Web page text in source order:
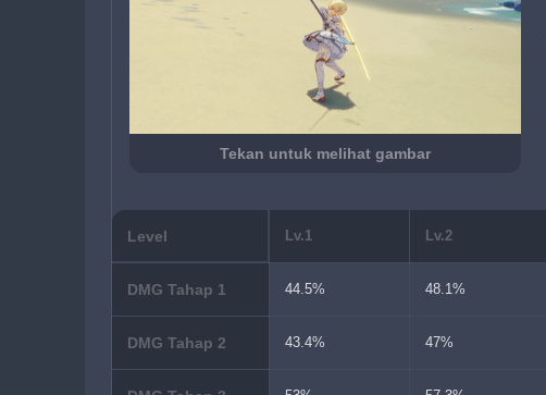
Tekan untuk melihat gambar
Level Lv.1 Lv.2
DMG Tahap 1 44.5% 48.1%
DMG Tahap 2 43.4% 47%